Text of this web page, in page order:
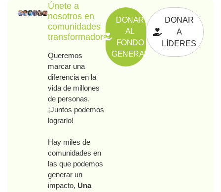
Únete a
nosotros en
comunidades
transformadoras
Queremos
marcar una
diferencia en la
vida de millones
de personas.
¡Juntos podemos
lograrlo!
Hay miles de
comunidades en
las que podemos
generar un
impacto, Una
DONAR
AL
FONDO
GENERAL
DONAR
A
LÍDERES